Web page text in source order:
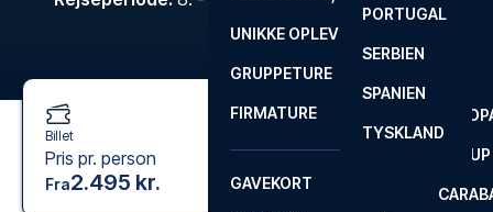
FA CUP
ROM
SEVILLA
PORTUGAL
SERBIEN
SPANIEN
TYSKLAND
UNIKKE OPLEVELSER
GRUPPETURE
FIRMATURE
GAVEKORT
Billet
Pris pr. person
Fra2.495 kr.